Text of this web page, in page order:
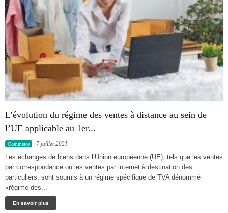
L’évolution du régime des ventes à distance au sein de
l’UE applicable au 1er...
Commerce 7 juillet 2021
Les échanges de biens dans l’Union européenne (UE), tels que les ventes
par correspondance ou les ventes par internet à destination des
particuliers, sont soumis à un régime spécifique de TVA dénommé
«régime des...
En savoir plus